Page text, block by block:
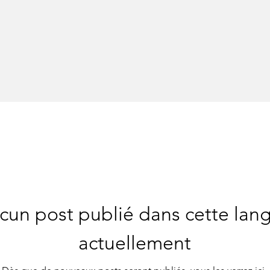
post publié dans cette
actuellement